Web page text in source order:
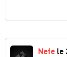
Nefe le